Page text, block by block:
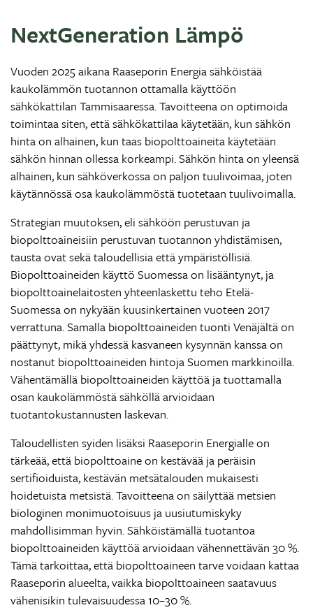
NextGeneration Lämpö
Vuoden 2025 aikana Raaseporin Energia sähköistää
kaukolämmön tuotannon ottamalla käyttöön
sähkökattilan Tammisaaressa. Tavoitteena on optimoida
toimintaa siten, että sähkökattilaa käytetään, kun sähkön
hinta on alhainen, kun taas biopolttoaineita käytetään
sähkön hinnan ollessa korkeampi. Sähkön hinta on yleensä
alhainen, kun sähköverkossa on paljon tuulivoimaa, joten
käytännössä osa kaukolämmöstä tuotetaan tuulivoimalla.
Strategian muutoksen, eli sähköön perustuvan ja
biopolttoaineisiin perustuvan tuotannon yhdistämisen,
tausta ovat sekä taloudellisia että ympäristöllisiä.
Biopolttoaineiden käyttö Suomessa on lisääntynyt, ja
biopolttoainelaitosten yhteenlaskettu teho Etelä-
Suomessa on nykyään kuusinkertainen vuoteen 2017
verrattuna. Samalla biopolttoaineiden tuonti Venäjältä on
päättynyt, mikä yhdessä kasvaneen kysynnän kanssa on
nostanut biopolttoaineiden hintoja Suomen markkinoilla.
Vähentämällä biopolttoaineiden käyttöä ja tuottamalla
osan kaukolämmöstä sähköllä arvioidaan
tuotantokustannusten laskevan.
Taloudellisten syiden lisäksi Raaseporin Energialle on
tärkeää, että biopolttoaine on kestävää ja peräisin
sertifioiduista, kestävän metsätalouden mukaisesti
hoidetuista metsistä. Tavoitteena on säilyttää metsien
biologinen monimuotoisuus ja uusiutumiskyky
mahdollisimman hyvin. Sähköistämällä tuotantoa
biopolttoaineiden käyttöä arvioidaan vähennettävän 30 %.
Tämä tarkoittaa, että biopolttoaineen tarve voidaan kattaa
Raaseporin alueelta, vaikka biopolttoaineen saatavuus
vähenisikin tulevaisuudessa 10–30 %.